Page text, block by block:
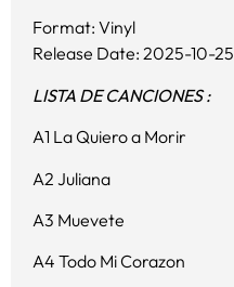
Format: Vinyl
Release Date: 2025-10-25
LISTA DE CANCIONES :
A1 La Quiero a Morir
A2 Juliana
A3 Muevete
A4 Todo Mi Corazon